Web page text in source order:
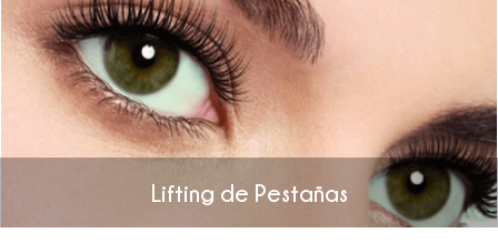
Lifting de Pestañas